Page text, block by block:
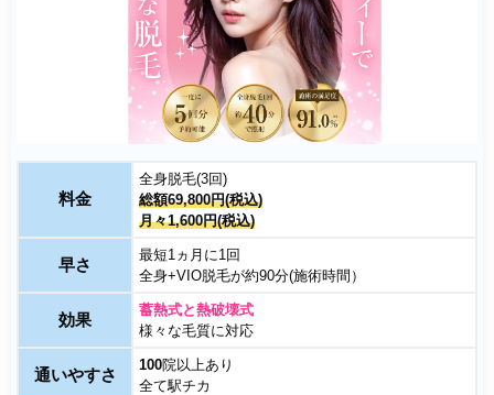
料金
全身脱毛(3回)
総額69,800円(税込)
月々1,600円(税込)
早さ
最短1ヵ月に1回
全身+VIO脱毛が約90分(施術時間）
効果
蓄熱式と熱破壊式
様々な毛質に対応
通いやすさ
100院以上あり
全て駅チカ